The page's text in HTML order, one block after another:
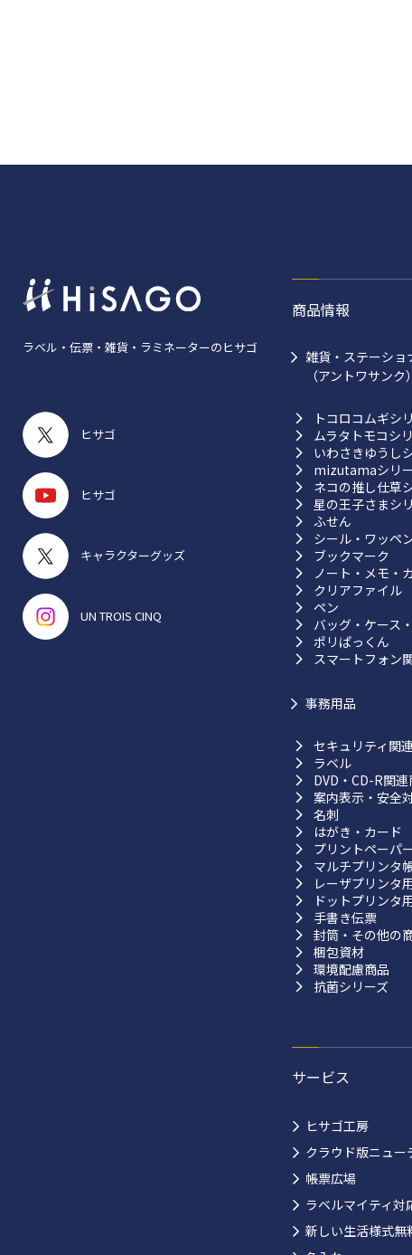
ラベル・伝票・雑貨・ラミネーターのヒサゴ
ヒサゴ
ヒサゴ
キャラクターグッズ
UN TROIS CINQ
商品情報
雑貨・ステーショ
（アントワサンク）
トコロコムギシ
ムラタトモコシ
いわさきゆうし
mizutamaシリ
ネコの推し仕草
星の王子さまシ
ふせん
シール・ワッペ
ブックマーク
ノート・メモ・
クリアファイル
ペン
バッグ・ケース
ポリぱっくん
スマートフォン
事務用品
セキュリティ関
ラベル
DVD・CD-R関連
案内表示・安全
名刺
はがき・カード
プリントペーパ
マルチプリンタ
レーザプリンタ
ドットプリンタ
手書き伝票
封筒・その他の
梱包資材
環境配慮商品
抗菌シリーズ
サービス
ヒサゴ工房
クラウド版ニュー
帳票広場
ラベルマイティ対
新しい生活様式無